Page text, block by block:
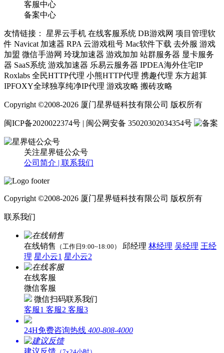
客服中心
备案中心
友情链接： 星界云手机 在线客服系统 DB游戏网 项目管理软
件 Navicat 加速器 RPA 云游戏租号 Mac软件下载 去外服 游戏
加盟 微信手游网 玲珑加速器 游戏加加 站群服务器 显卡服务
器 SaaS系统 游戏加速器 乐易云服务器 IPDEA海外住宅IP
Roxlabs 全民HTTP代理 小熊HTTP代理 携趣代理 东方超算
IPFOXY全球独享纯净IP代理 游戏攻略 搬砖攻略
Copyright ©2008-2026 厦门星界链科技有限公司 版权所有
闽ICP备2020022374号 | 闽公网安备 35020302034354号
关注星界链公众号
公司简介 | 联系我们
Copyright ©2008-2026 厦门星界链科技有限公司 版权所有
联系我们
在线销售 （工作日9:00~18:00） 邱经理 林经理 吴经理 王经
理 星小云1 星小云2
在线客服
微信客服
微信扫码联系我们
客服1 客服2 客服3
24H免费咨询热线 400-808-4000